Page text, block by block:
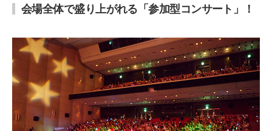
会場全体で盛り上がれる「参加型コンサート」！